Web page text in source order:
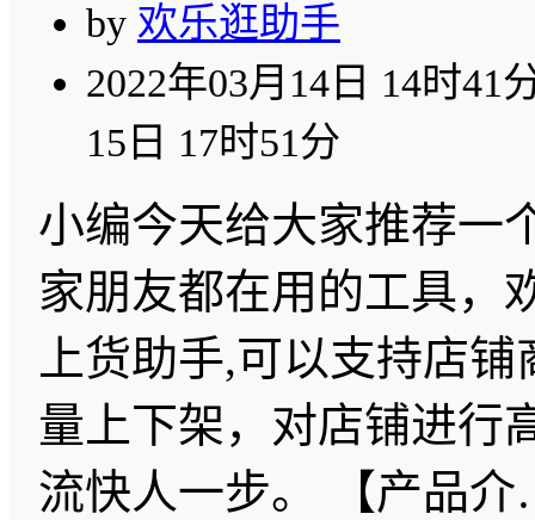
by 欢乐逛助手
2022年03月14日 14时41
15日 17时51分
小编今天给大家推荐一
家朋友都在用的工具，
上货助手,可以支持店
量上下架，对店铺进行
流快人一步。 【产品